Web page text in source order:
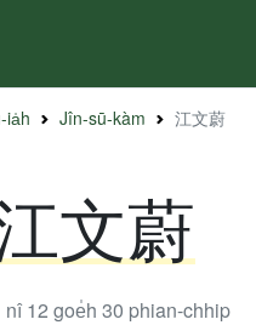
ia̍h Jîn-sū-kàm 江文蔚
文蔚
nî 12 goe̍h 30 phian-chhip